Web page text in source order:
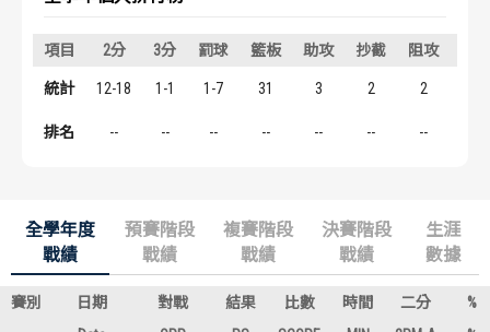
項目 2分 3分 罰球 籃板 助攻 抄截 阻攻
統計 12-18 1-1 1-7 31 3 2 2
排名 -- -- -- -- -- -- --
全學年度
戰績
預賽階段
戰績
複賽階段
戰績
決賽階段
戰績
生涯
數據
賽別 日期 對戰 結果 比數 時間 二分
%